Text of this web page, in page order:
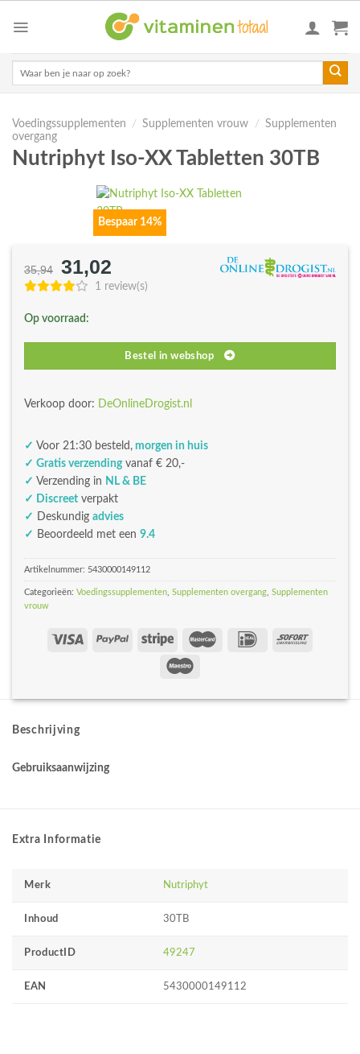
Voedingssupplementen / Supplementen vrouw / Supplementen
overgang
Nutriphyt Iso-XX Tabletten 30TB
Bespaar 14%
35,94
Oorspronkelijke
prijs
€35,94.
31,02
prijs
1 review(s)
Op voorraad:
Bestel in webshop
Verkoop door: DeOnlineDrogist.nl
✓ Voor 21:30 besteld, morgen in huis
✓ Gratis verzendingvanaf € 20,-
✓ Verzending in NL & BE
✓ Discreet verpakt
✓
Deskundig advies
✓ Beoordeeld met een 9.4
Artikelnummer: 5430000149112
Categorieën: Voedingssupplementen Supplementen overgang Supplementen
vrouw
Beschrijving
Gebruiksaanwijzing
Extra Informatie
Merk Nutriphyt
Inhoud 30TB
ProductID 49247
EAN 5430000149112